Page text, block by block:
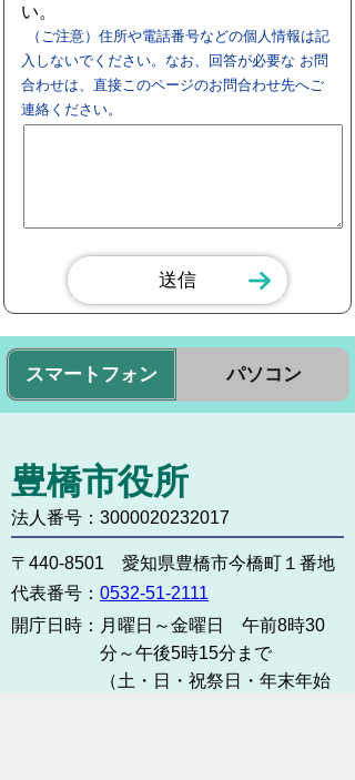
い。
（ご注意）住所や電話番号などの個人情報は記
入しないでください。なお、回答が必要な お問
合わせは、直接このページのお問合わせ先へご
連絡ください。
スマートフォン パソコン
豊橋市役所
法人番号：3000020232017
〒440-8501 愛知県豊橋市今橋町１番地
代表番号： 0532-51-2111
開庁日時： 月曜日～金曜日 午前8時30
分～午後5時15分まで
（土・日・祝祭日・年末年始